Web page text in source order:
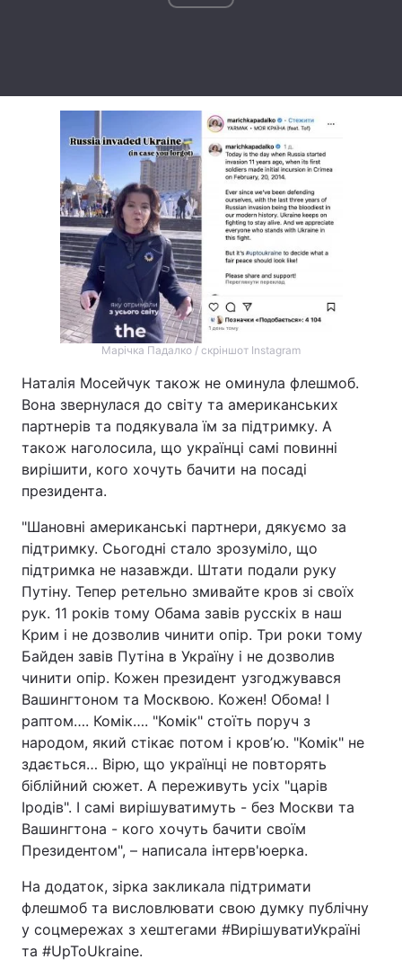
Марічка Падалко / скріншот Instagram
Наталія Мосейчук також не оминула флешмоб.
Вона звернулася до світу та американських
партнерів та подякувала їм за підтримку. А
також наголосила, що українці самі повинні
вирішити, кого хочуть бачити на посаді
президента.
"Шановні американські партнери, дякуємо за
підтримку. Сьогодні стало зрозуміло, що
підтримка не назавжди. Штати подали руку
Путіну. Тепер ретельно змивайте кров зі своїх
рук. 11 років тому Обама завів русскіх в наш
Крим і не дозволив чинити опір. Три роки тому
Байден завів Путіна в Україну і не дозволив
чинити опір. Кожен президент узгоджувався
Вашингтоном та Москвою. Кожен! Обома! І
раптом…. Комік…. "Комік" стоїть поруч з
народом, який стікає потом і кровʼю. "Комік" не
здається… Вірю, що українці не повторять
біблійний сюжет. А переживуть усіх "царів
Іродів". І самі вирішуватимуть - без Москви та
Вашингтона - кого хочуть бачити своїм
Президентом", – написала інтерв'юерка.
На додаток, зірка закликала підтримати
флешмоб та висловлювати свою думку публічну
у соцмережах з хештегами #ВирішуватиУкраїні
та #UpToUkraine.